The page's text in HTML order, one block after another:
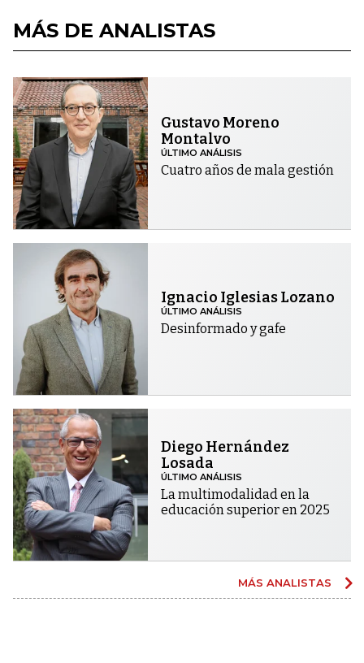
MÁS DE ANALISTAS
Gustavo Moreno
Montalvo
ÚLTIMO ANÁLISIS
Cuatro años de mala gestión
Ignacio Iglesias Lozano
ÚLTIMO ANÁLISIS
Desinformado y gafe
Diego Hernández
Losada
ÚLTIMO ANÁLISIS
La multimodalidad en la
educación superior en 2025
MÁS ANALISTAS